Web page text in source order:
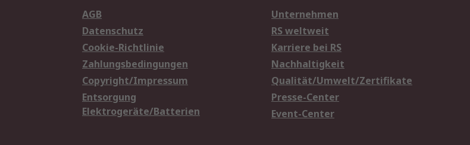
AGB
Datenschutz
Cookie-Richtlinie
Zahlungsbedingungen
Copyright/Impressum
Entsorgung
Elektrogeräte/Batterien
Unternehmen
RS weltweit
Karriere bei RS
Nachhaltigkeit
Qualität/Umwelt/Zertifikate
Presse-Center
Event-Center